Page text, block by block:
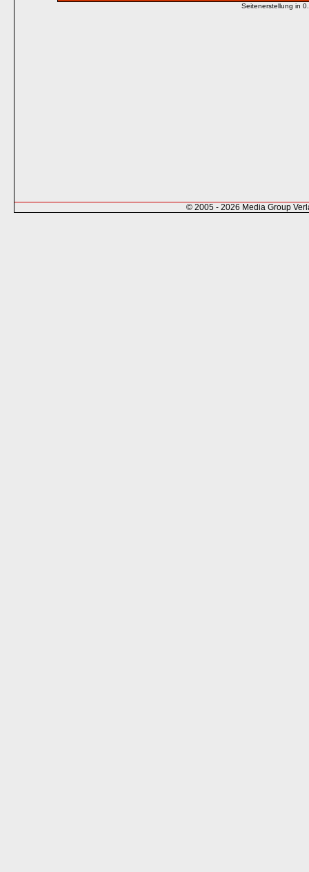
Seitenerstellung in
© 2005 - 2026 Media Group